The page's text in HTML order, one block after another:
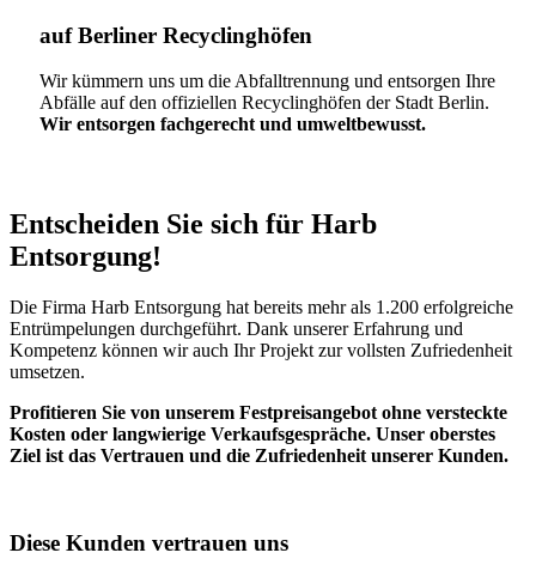
auf Berliner Recyclinghöfen​
Wir kümmern uns um die Abfalltrennung und entsorgen Ihre
Abfälle auf den offiziellen Recyclinghöfen der Stadt Berlin.
Wir entsorgen fachgerecht und umweltbewusst.
Entscheiden Sie sich für Harb
Entsorgung!​
Die Firma Harb Entsorgung hat bereits mehr als 1.200 erfolgreiche
Entrümpelungen durchgeführt. Dank unserer Erfahrung und
Kompetenz können wir auch Ihr Projekt zur vollsten Zufriedenheit
umsetzen.
Profitieren Sie von unserem Festpreisangebot ohne versteckte
Kosten oder langwierige Verkaufsgespräche. Unser oberstes
Ziel ist das Vertrauen und die Zufriedenheit unserer Kunden.
Diese Kunden vertrauen uns